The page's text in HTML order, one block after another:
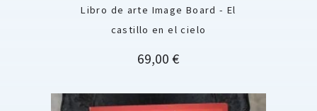
Libro de arte Image Board - El
castillo en el cielo
Precio
69,00 €